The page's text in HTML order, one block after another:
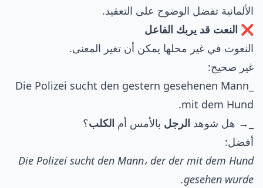
الألمانية تفضل الوضوح على التعقيد.
❌ النعت قد يربك الفاعل
النعوت في غير محلها يمكن أن تغير المعنى.
غير صحيح:
_Die Polizei sucht den gestern gesehenen Mann
mit dem Hund.
_→ هل شوهد الرجل بالأمس أم الكلب؟
أفضل:
Die Polizei sucht den Mann، der der mit dem Hund
gesehen wurde.